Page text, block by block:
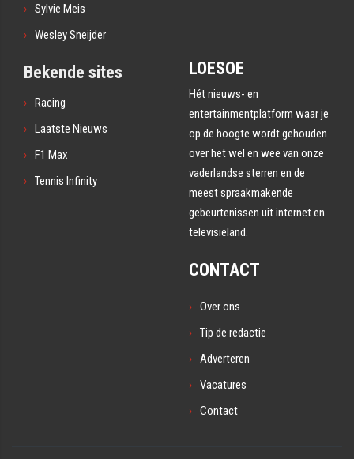
Sylvie Meis
Wesley Sneijder
Bekende sites
Racing
Laatste Nieuws
F1 Max
Tennis Infinity
LOESOE
Hét nieuws- en
entertainmentplatform waar je
op de hoogte wordt gehouden
over het wel en wee van onze
vaderlandse sterren en de
meest spraakmakende
gebeurtenissen uit internet en
televisieland.
CONTACT
Over ons
Tip de redactie
Adverteren
Vacatures
Contact